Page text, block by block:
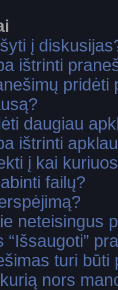
į
ištrinti
pridėti
daugiau
ištrinti
į kai
failų?
neteisingus
“Išsaugoti”
turi būti
nors